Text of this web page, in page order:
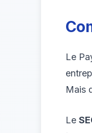
Le
Mais
Le